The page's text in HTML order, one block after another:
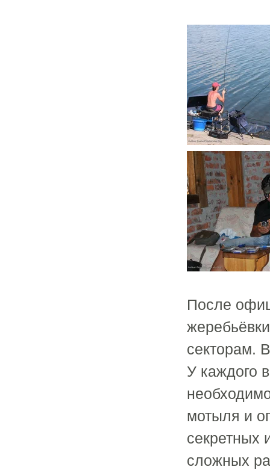
После
секторам.
У каждого
мотыля и
секретных
сложных